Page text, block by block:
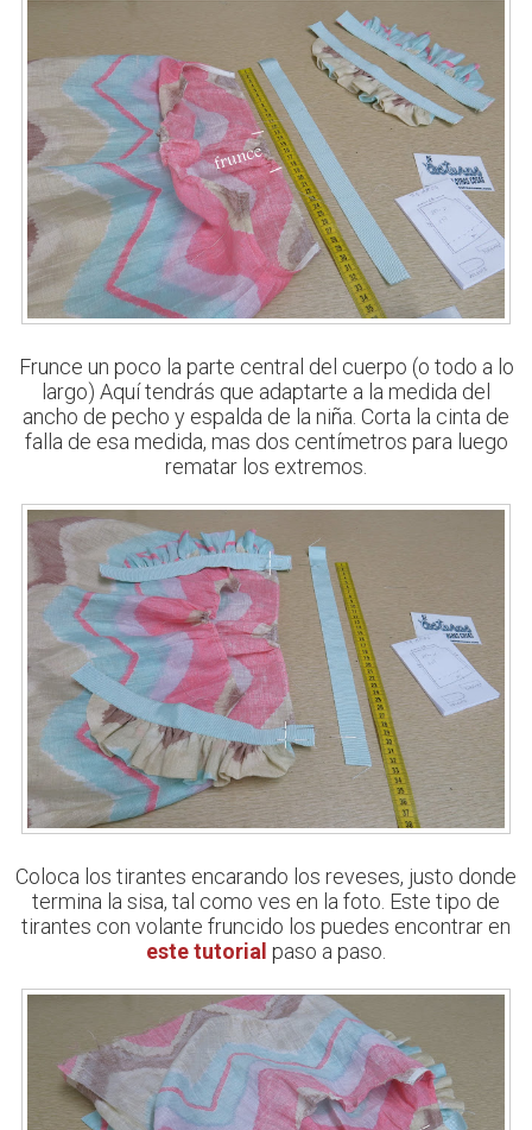
Frunce un poco la parte central del cuerpo (o todo a lo
largo) Aquí tendrás que adaptarte a la medida del
ancho de pecho y espalda de la niña. Corta la cinta de
falla de esa medida, mas dos centímetros para luego
rematar los extremos.
Coloca los tirantes encarando los reveses, justo donde
termina la sisa, tal como ves en la foto. Este tipo de
tirantes con volante fruncido los puedes encontrar en
este tutorial paso a paso.